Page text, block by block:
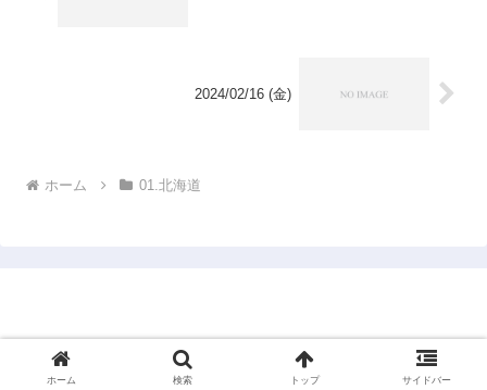
2024/02/16 (金)
ホーム 01.北海道
© 2024 1950年市町村完訪仮想旅行.
ホーム 検索 トップ サイドバー